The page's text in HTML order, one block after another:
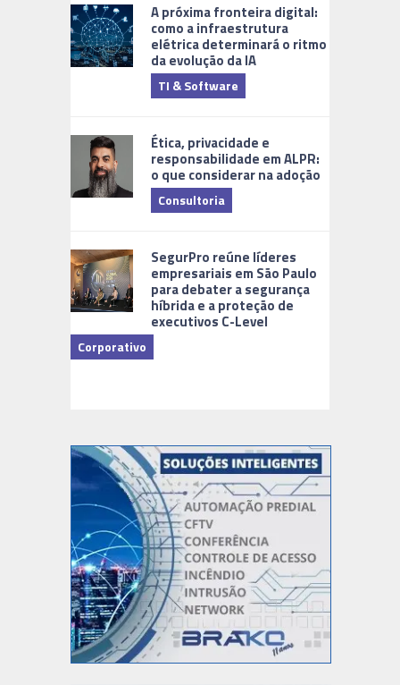
A próxima fronteira digital:
como a infraestrutura
elétrica determinará o ritmo
da evolução da IA
TI & Software
Ética, privacidade e
responsabilidade em ALPR:
o que considerar na adoção
Consultoria
SegurPro reúne líderes
empresariais em São Paulo
para debater a segurança
híbrida e a proteção de
executivos C-Level
Corporativo